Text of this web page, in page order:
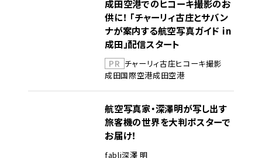
成田空港でのヒコーキ撮影のお
供に！ 「チャーリィ古庄とサバン
ナが案内する航空写真ガイド in
成田」配信スタート
PR チャーリィ古庄ヒコーキ撮影
成田国際空港成田空港
航空写真家・深澤明が写し出す
旅客機の世界を大判ポスターで
お届け！
fabli深澤 明